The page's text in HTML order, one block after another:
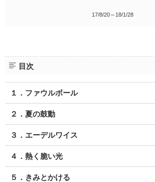
17/8/20～18/1/28
目次
１．ファウルボール
２．夏の鼓動
３．エーデルワイス
４．熱く脆い光
５．きみとかける